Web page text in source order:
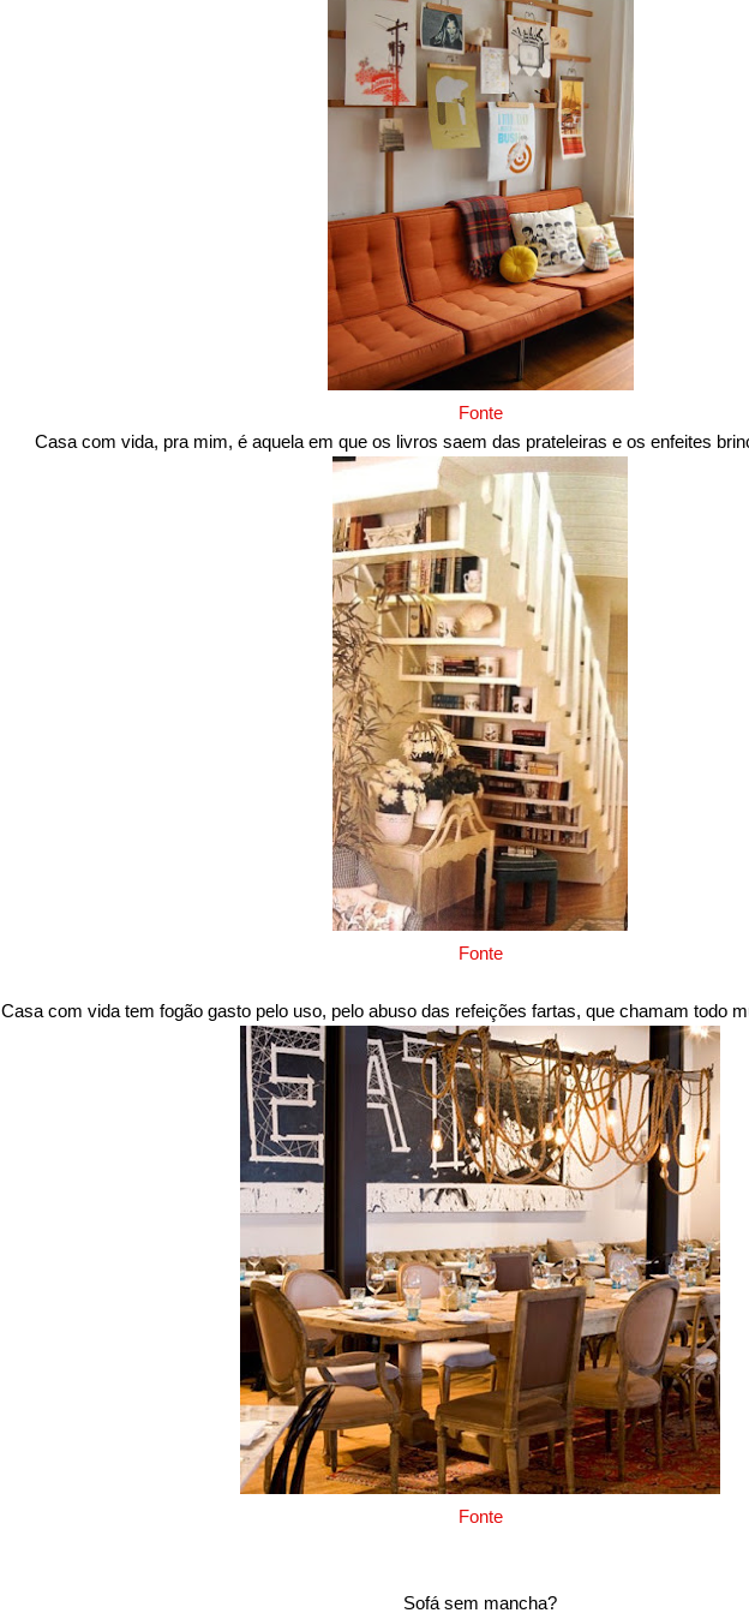
Fonte
Casa com vida, pra mim, é aquela em que os livros saem das prateleiras e os enfeites
Fonte
Casa com vida tem fogão gasto pelo uso, pelo abuso das refeições fartas, que chamam todo
Fonte
Sofá sem mancha?